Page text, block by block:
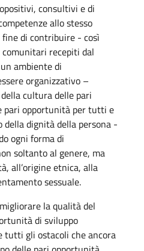
consultivi e di
allo stesso
di contribuire - così
recepiti dal
ambiente di
organizzativo –
cultura delle pari
pari opportunità per tutti e
dignità della persona -
ogni forma di
soltanto al genere, ma
all’origine etnica, alla
sessuale.
la qualità del
di sviluppo
tutti gli ostacoli che ancora